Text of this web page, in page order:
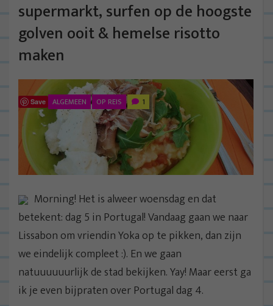
supermarkt, surfen op de hoogste
golven ooit & hemelse risotto
maken
Save ALGEMEEN OP REIS 1
Morning! Het is alweer woensdag en dat
betekent: dag 5 in Portugal! Vandaag gaan we naar
Lissabon om vriendin Yoka op te pikken, dan zijn
we eindelijk compleet :). En we gaan
natuuuuuurlijk de stad bekijken. Yay! Maar eerst ga
ik je even bijpraten over Portugal dag 4.